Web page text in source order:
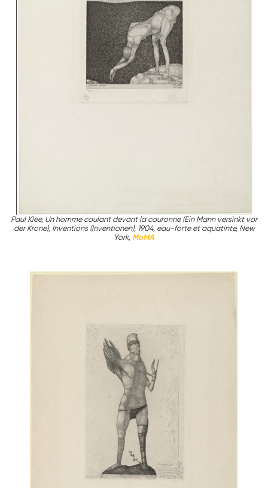
Paul Klee, Un homme coulant devant la couronne (Ein Mann versinkt vor
der Krone), Inventions (Inventionen), 1904, eau-forte et aquatinte, New
York, MoMA